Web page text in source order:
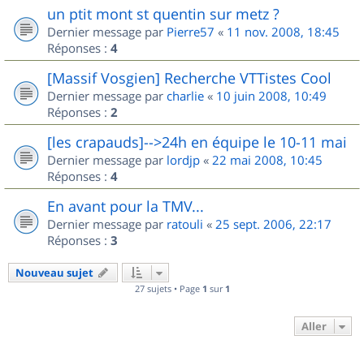
un ptit mont st quentin sur metz ?
Dernier message par Pierre57 « 11 nov. 2008, 18:45
Réponses : 4
[Massif Vosgien] Recherche VTTistes Cool
Dernier message par charlie « 10 juin 2008, 10:49
Réponses : 2
[les crapauds]-->24h en équipe le 10-11 mai
Dernier message par lordjp « 22 mai 2008, 10:45
Réponses : 4
En avant pour la TMV...
Dernier message par ratouli « 25 sept. 2006, 22:17
Réponses : 3
Nouveau sujet
27 sujets • Page 1 sur 1
Aller